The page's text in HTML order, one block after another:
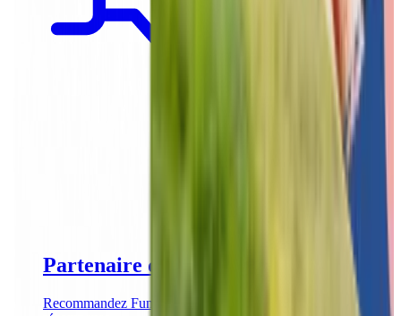
Partenaire de référence
Recommandez Funkey à vos clients et recevez une